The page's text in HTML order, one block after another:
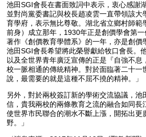
池田SGI會長在書面致詞中表示，衷心感謝
並對尚黨委書記與校長趙凌雲一直帶領該大
育學府，表示無比尊敬。湖北省立鄉村師範
前身）成立那年，1930年正是創價學會第
著作《創價教育學體系》的一年，亦是創價
池田SGI會長希望將此榮譽獻給牧口會長。
以及全世界青年廣泛宣傳的正是『自強不息
校一脈相通的傳統精神。對於面臨著二十一
說，最需要的就是這種不屈不撓的精神。」
另外，對於兩校簽訂新的學術交流協議，池
信，貴我兩校的兩條教育之流的融合如同長
使世界市民聯合的潮水不斷上漲，開拓出更
野。」